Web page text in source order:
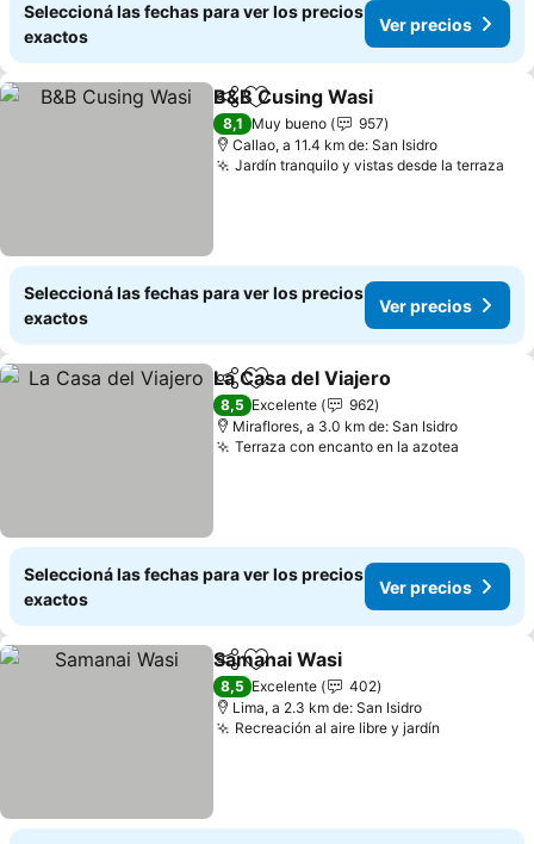
Seleccioná las fechas para ver los precios
exactos
Ver precios
CompartirAñadir a favoritos
B&B Cusing Wasi
8,1 Muy bueno
957
Callao, a 11.4 km de: San Isidro
Jardín tranquilo y vistas desde la terraza
Seleccioná las fechas para ver los precios
exactos
Ver precios
CompartirAñadir a favoritos
La Casa del Viajero
8,5 Excelente
962
Miraflores, a 3.0 km de: San Isidro
Terraza con encanto en la azotea
Seleccioná las fechas para ver los precios
exactos
Ver precios
CompartirAñadir a favoritos
Samanai Wasi
8,5 Excelente
402
Lima, a 2.3 km de: San Isidro
Recreación al aire libre y jardín